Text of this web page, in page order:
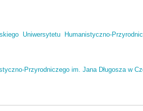
Uniwersytetu Humanistyczno-
Przyrodniczego im. Jana Długosza w